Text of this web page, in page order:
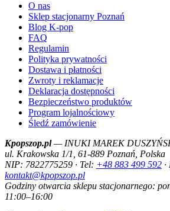
O nas
Sklep stacjonarny Poznań
Blog K-pop
FAQ
Regulamin
Polityka prywatności
Dostawa i płatności
Zwroty i reklamacje
Deklaracja dostępności
Bezpieczeństwo produktów
Program lojalnościowy
Śledź zamówienie
Kpopszop.pl— INUKI MAREK
ul. Krakowska 1/1, 61-889 Poznań, Polska
NIP: 7822775259 · Tel: +48 883 499 592
kontakt@kpopszop.pl
Godziny otwarcia sklepu stacjonarnego:
11:00–16:00